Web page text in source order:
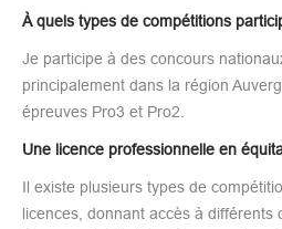
À quels types de compétitions
Je participe à des concours
principalement dans la région
épreuves Pro3 et Pro2.
Une licence professionnelle en
Il existe plusieurs types de
licences, donnant accès à différents